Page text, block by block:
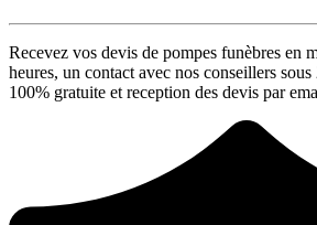
Recevez vos devis de pompes funèbres en
heures, un contact avec nos conseillers sous
100% gratuite et reception des devis par